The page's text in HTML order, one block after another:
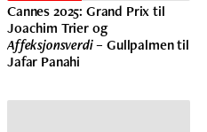
Cannes 2025: Grand Prix til
Joachim Trier og
Affeksjonsverdi– Gullpalmen til
Jafar Panahi